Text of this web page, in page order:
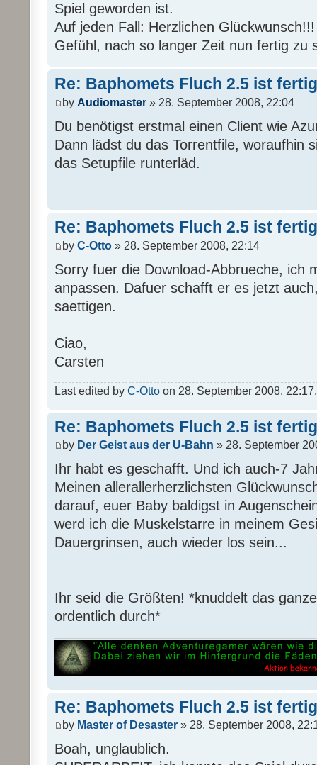
Spiel geworden ist.
Auf jeden Fall: Herzlichen
Gefühl, nach so langer Zeit nun fertig zu
Re: Baphomets Fluch 2.5 ist fertig
by Audiomaster » 28. September 2008, 22:04
Du benötigst erstmal einen Client wie
Dann lädst du das Torrentfile, woraufhin
das Setupfile runterläd.
Re: Baphomets Fluch 2.5 ist fertig
by C-Otto » 28. September 2008, 22:14
Sorry fuer die Download-Abbrueche, ich
anpassen. Dafuer schafft er es jetzt
saettigen.
Ciao,
Carsten
Last edited by C-Otto on 28. September 2008,
Re: Baphomets Fluch 2.5 ist fertig
by Der Geist aus der U-Bahn » 28. September
Ihr habt es geschafft. Und ich auch-7
Meinen allerallerherzlichsten
darauf, euer Baby baldigst in
werd ich die Muskelstarre in meinem
Dauergrinsen, auch wieder los sein...
Ihr seid die Größten! *knuddelt das
ordentlich durch*
Re: Baphomets Fluch 2.5 ist fertig
by Master of Desaster » 28. September 2008,
Boah, unglaublich.